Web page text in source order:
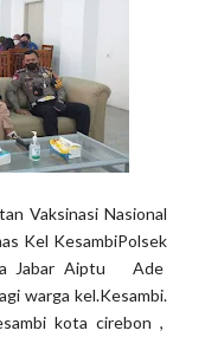
Vaksinasi Nasional
Kel KesambiPolsek
Jabar Aiptu Ade
warga kel.Kesambi.
kota cirebon ,